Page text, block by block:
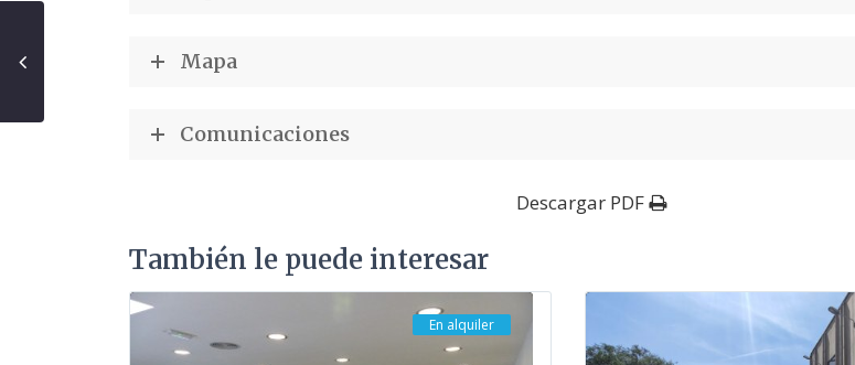
Mapa
Comunicaciones
Descargar PDF
También le puede interesar
En alquiler